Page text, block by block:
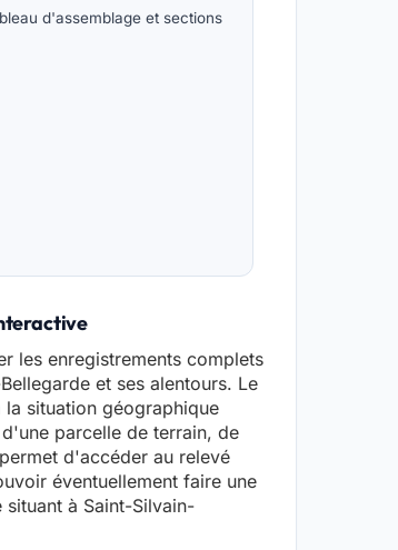
d'assemblage et sections
les enregistrements complets
et ses alentours. Le
situation géographique
parcelle de terrain, de
d'accéder au relevé
éventuellement faire une
à Saint-Silvain-